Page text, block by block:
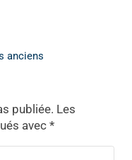
anciens
publiée. Les
avec *